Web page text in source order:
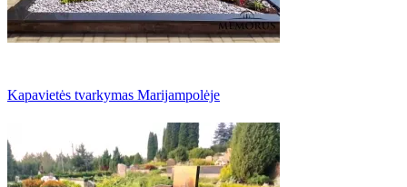
Kapavietės tvarkymas Marijampolėje